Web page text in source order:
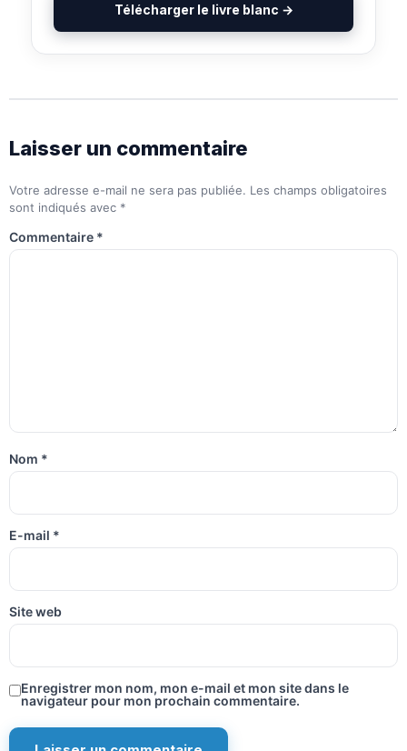
Télécharger le livre blanc →
Laisser un commentaire
Votre adresse e-mail ne sera pas publiée. Les champs obligatoires
sont indiqués avec *
Commentaire *
Nom *
E-mail *
Site web
Enregistrer mon nom, mon e-mail et mon site dans le
navigateur pour mon prochain commentaire.